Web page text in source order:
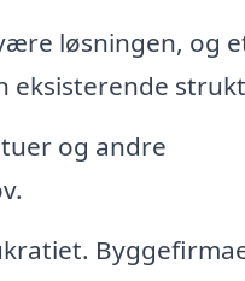
løsningen, og
eksisterende
og andre